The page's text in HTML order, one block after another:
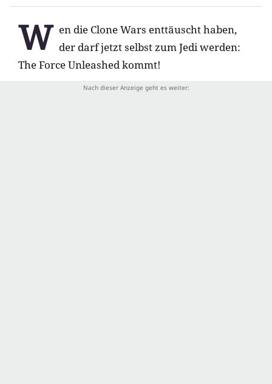
W en die Clone Wars enttäuscht haben,
der darf jetzt selbst zum Jedi werden:
The Force Unleashed kommt!